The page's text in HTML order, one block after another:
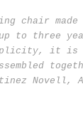
chair
up to three
, it is
Novell,